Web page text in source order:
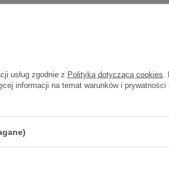
usług zgodnie z Polityką dotyczącą cookies
informacji na temat warunków i